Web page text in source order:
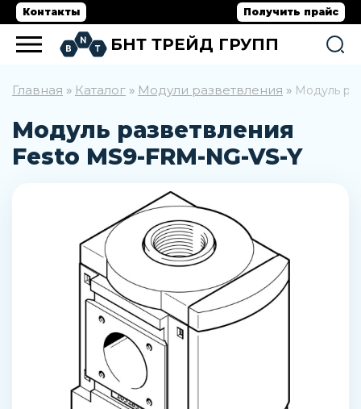
Контакты Получить прайс
БНТ ТРЕЙД ГРУПП
Главная » Каталог » Модули разветвления » Модуль
Модуль разветвления
Festo MS9-FRM-NG-VS-Y